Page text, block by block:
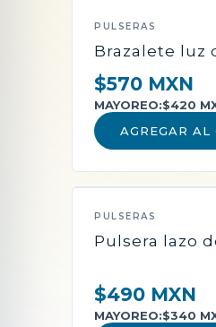
QUEDAN POCAS
PULSERAS
Brazalete luz
$570 MXN
MAYOREO:$420
AGREGAR AL
PULSERAS
Pulsera lazo
$490 MXN
MAYOREO:$340